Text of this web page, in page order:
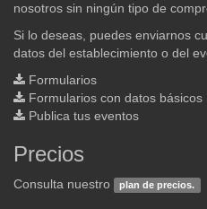
nosotros sin ningún tipo de
Si lo deseas, puedes enviarnos
datos del establecimiento o del
Formularios
Formularios con datos básicos
Publica tus eventos
Precios
Consulta nuestro plan de precios.